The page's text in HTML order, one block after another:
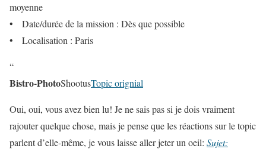
moyenne
• Date/durée de la mission : Dès que possible
• Localisation : Paris
“
Bistro-PhotoShootusTopic orignial
Oui, oui, vous avez bien lu! Je ne sais pas si je dois vraiment
rajouter quelque chose, mais je pense que les réactions sur le topic
parlent d’elle-même, je vous laisse aller jeter un oeil: Sujet: